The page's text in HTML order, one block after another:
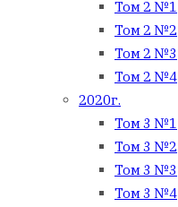
Том 2 №1
Том 2 №2
Том 2 №3
Том 2 №4
2020г.
Том 3 №1
Том 3 №2
Том 3 №3
Том 3 №4